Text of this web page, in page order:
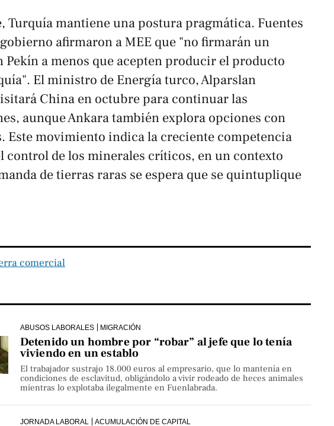
Turquía mantiene una postura pragmática. Fuentes
afirmaron aMEE que "no firmarán un
Pekín a menos que acepten producir el producto
El ministro de Energía turco, Alparslan
China en octubre para continuar las
aunque Ankara también explora opciones con
Este movimiento indica la creciente competencia
control de los minerales críticos, en un contexto
de tierras raras se espera que se quintuplique
comercial
ABUSOS LABORALES MIGRACIÓN
Detenido un hombre por “robar” al jefe que lo tenía
viviendo en un establo
El trabajador sustrajo 18.000 euros al empresario, que lo mantenía en
condiciones de esclavitud, obligándolo a vivir rodeado de heces animales
mientras lo explotaba ilegalmente en Fuenlabrada.
JORNADA LABORAL ACUMULACIÓN DE CAPITAL